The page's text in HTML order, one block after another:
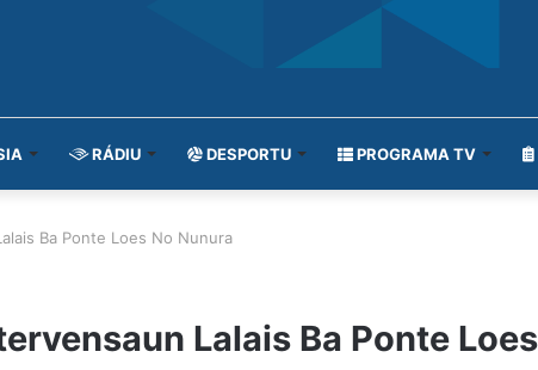
RÁDIU DESPORTU PROGRAMA TV
Ba Ponte Loes No Nunura
Lalais Ba Ponte